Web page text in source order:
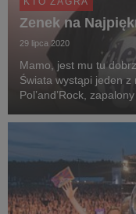
Zenek na
29 lipca 2020
Mamo, jest mu tu
Świata wystąpi jeden z
Pol’and’Rock,
festiwalu zamiast